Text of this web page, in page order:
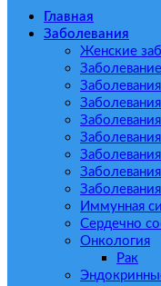
Главная
Заболевания
Женские
Иммунная
Сердечно
Онкология
Рак